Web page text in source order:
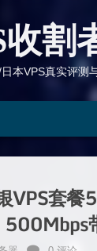
收割
本VPS真实评测
VPS套餐